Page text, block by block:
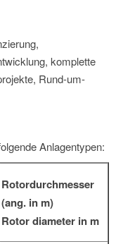
komplette
Rund-um-
Anlagentypen:
Rotordurchmesser
(ang. in m)
Rotor diameter in m